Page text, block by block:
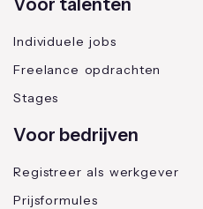
Voor talenten
Individuele jobs
Freelance opdrachten
Stages
Voor bedrijven
Registreer als werkgever
Prijsformules